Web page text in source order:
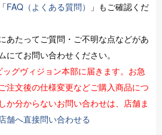
FAQ（よくある質問）
」もご確認くだ
あたってご質問・ご不明な点などがあ
にてお問い合わせください。
グヴィジョン本部に届きます。お急
注文後の仕様変更などご購入商品につ
か分からないお問い合わせは、店舗ま
舗へ直接問い合わせる